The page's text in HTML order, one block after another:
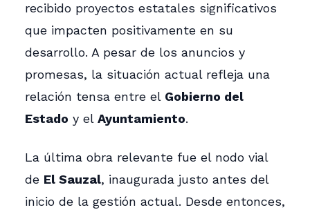
recibido proyectos estatales significativos
que impacten positivamente en su
desarrollo. A pesar de los anuncios y
promesas, la situación actual refleja una
relación tensa entre el Gobierno del
Estado y el Ayuntamiento.
La última obra relevante fue el nodo vial
de El Sauzal, inaugurada justo antes del
inicio de la gestión actual. Desde entonces,